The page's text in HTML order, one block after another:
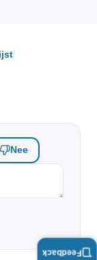
Nee
Feedback